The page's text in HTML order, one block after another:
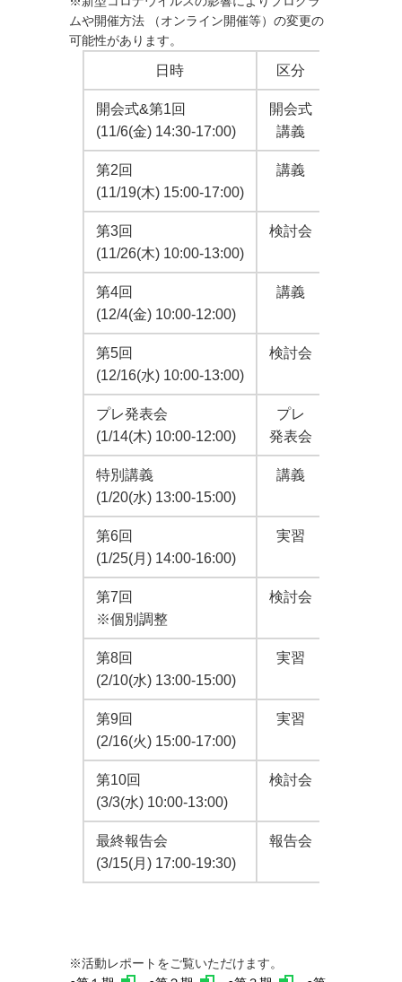
ムや開催方法 （オンライン開催等）の変更の
可能性があります。
日時 区分
開会式&第1回
(11/6(金) 14:30-17:00)
開会式
講義
第2回
(11/19(木) 15:00-17:00)
講義
第3回
(11/26(木) 10:00-13:00)
検討会
第4回
(12/4(金) 10:00-12:00)
講義
第5回
(12/16(水) 10:00-13:00)
検討会
プレ発表会
(1/14(木) 10:00-12:00)
プレ
発表会
特別講義
(1/20(水) 13:00-15:00)
講義
第6回
(1/25(月) 14:00-16:00)
実習
第7回
※個別調整
検討会
第8回
(2/10(水) 13:00-15:00)
実習
第9回
(2/16(火) 15:00-17:00)
実習
第10回
(3/3(水) 10:00-13:00)
検討会
最終報告会
(3/15(月) 17:00-19:30)
報告会
※活動レポートをご覧いただけます。